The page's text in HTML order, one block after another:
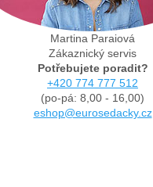
Martina Paraiová
Zákaznický servis
Potřebujete poradit?
+420 774 777 512
(po-pá: 8,00 - 16,00)
eshop@eurosedacky.cz